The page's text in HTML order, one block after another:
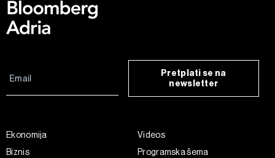
Pretplati se na
newsletter
Ekonomija
Biznis
Videos
Programska šema